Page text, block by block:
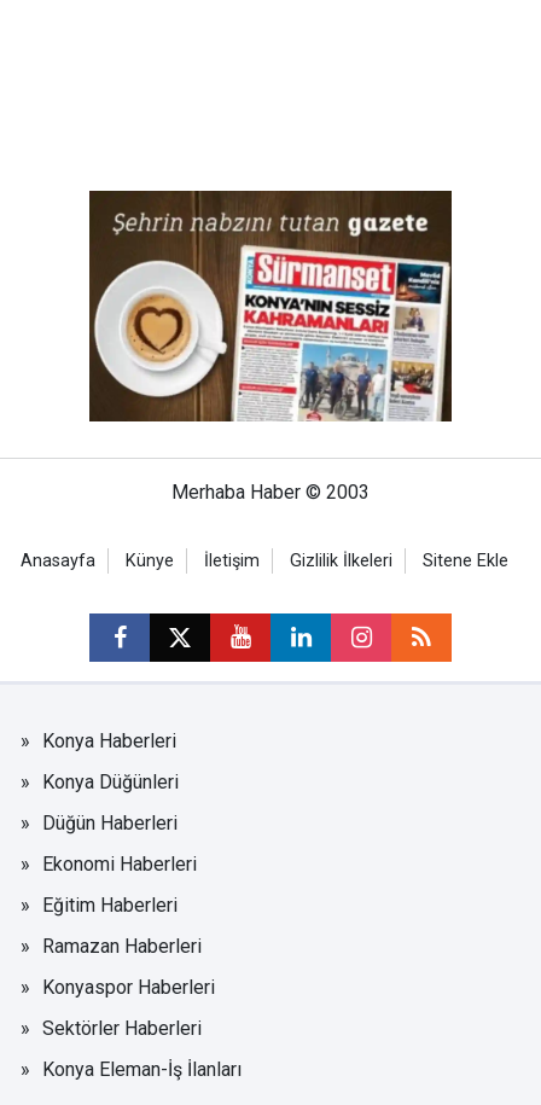
Merhaba Haber © 2003
Anasayfa Künye İletişim Gizlilik İlkeleri Sitene Ekle
Konya Haberleri
Konya Düğünleri
Düğün Haberleri
Ekonomi Haberleri
Eğitim Haberleri
Ramazan Haberleri
Konyaspor Haberleri
Sektörler Haberleri
Konya Eleman-İş İlanları